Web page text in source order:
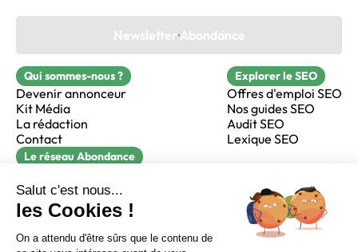
Sur LinkedIn Sur Youtube
Newsletter Abondance
Qui sommes-nous ?
Devenir annonceur
Kit Média
La rédaction
Contact
Explorer le SEO
Offres d'emploi SEO
Nos guides SEO
Audit SEO
Lexique SEO
Le réseau Abondance
Réacteur
alfie formation